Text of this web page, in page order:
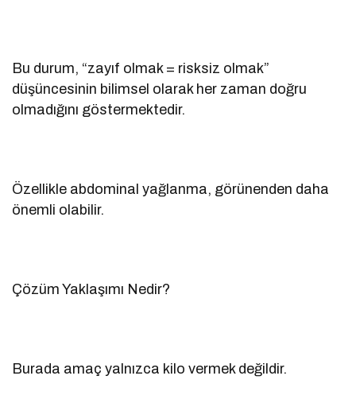
Bu durum, “zayıf olmak = risksiz olmak”
düşüncesinin bilimsel olarak her zaman doğru
olmadığını göstermektedir.
Özellikle abdominal yağlanma, görünenden daha
önemli olabilir.
Çözüm Yaklaşımı Nedir?
Burada amaç yalnızca kilo vermek değildir.